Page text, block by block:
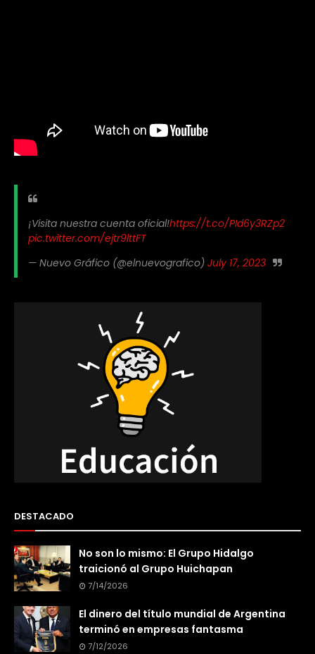
¡Visita nuestra cuenta oficial!https://t.co/PId6y3RZp2
pic.twitter.com/ejtr9lttFT
— Nuevo Gráfico (@elnuevografico) July 17, 2023
DESTACADO
No son lo mismo: El Grupo Hidalgo
traicionó al Grupo Huichapan
7/14/2026
El dinero del título mundial de Argentina
terminó en empresas fantasma
7/12/2026